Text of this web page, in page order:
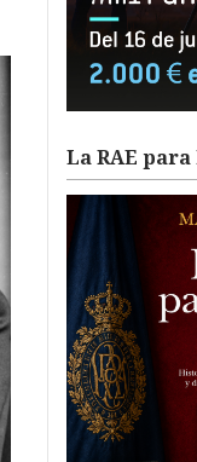
La RAE